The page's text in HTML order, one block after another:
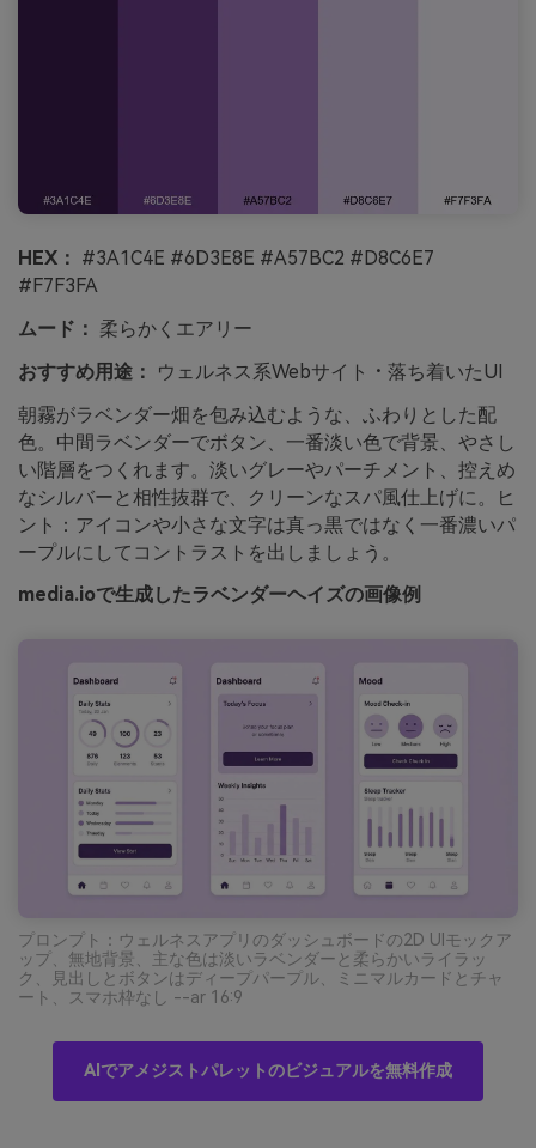
HEX： #3A1C4E #6D3E8E #A57BC2 #D8C6E7
#F7F3FA
ムード： 柔らかくエアリー
おすすめ用途：
ウェルネス系Webサイト・落ち着いたUI
朝霧がラベンダー畑を包み込むような、ふわりとした配
色。中間ラベンダーでボタン、一番淡い色で背景、やさし
い階層をつくれます。淡いグレーやパーチメント、控えめ
なシルバーと相性抜群で、クリーンなスパ風仕上げに。ヒ
ント：アイコンや小さな文字は真っ黒ではなく一番濃いパ
ープルにしてコントラストを出しましょう。
media.ioで生成したラベンダーヘイズの画像例
プロンプト：ウェルネスアプリのダッシュボードの2D UIモックア
ップ、無地背景、主な色は淡いラベンダーと柔らかいライラッ
ク、見出しとボタンはディープパープル、ミニマルカードとチャ
ート、スマホ枠なし --ar 16:9
AIでアメジストパレットのビジュアルを無料作成